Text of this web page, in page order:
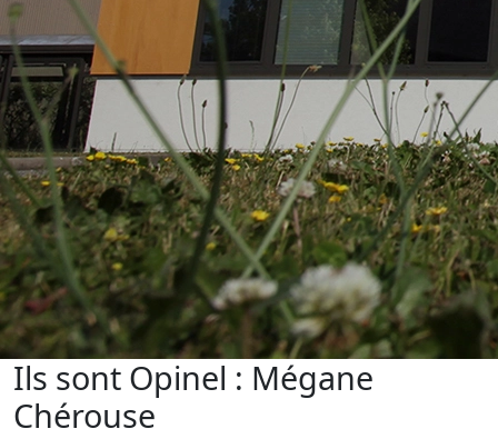
Ils sont Opinel : Mégane
Chérouse